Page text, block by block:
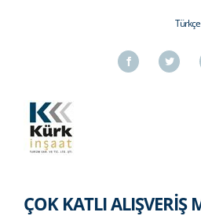
Türkçe
Facebook Twitter
ÇOK KATLI ALIŞVERİŞ